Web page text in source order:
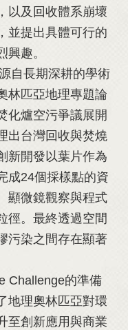
以及回收體系崩壞
並提出具體可行的
趣。
長期深耕的學術
林匹亞地理專題論
化爐空污爭議展開
出台灣回收與焚燒
新開發以葉片作為
成24個採樣點的資
顯微鏡觀察與程式
徑。最終透過空間
污染之間存在顯著
的準備
地理奧林匹亞對環
至創新應用與商業